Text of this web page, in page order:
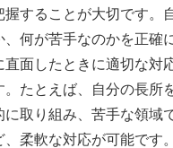
握することが大切です。
、何が苦手なのかを正確
直面したときに適切な対
。たとえば、自分の長所
に取り組み、苦手な領域
、柔軟な対応が可能です。